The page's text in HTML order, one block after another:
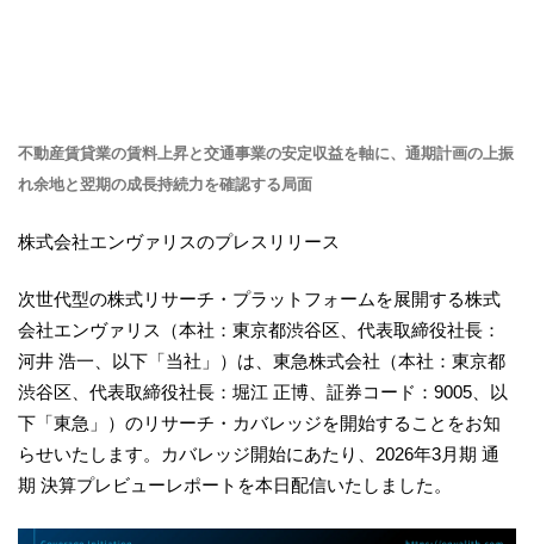
不動産賃貸業の賃料上昇と交通事業の安定収益を軸に、通期計画の上振
れ余地と翌期の成長持続力を確認する局面
株式会社エンヴァリスのプレスリリース
次世代型の株式リサーチ・プラットフォームを展開する株式
会社エンヴァリス（本社：東京都渋谷区、代表取締役社長：
河井 浩一、以下「当社」）は、東急株式会社（本社：東京都
渋谷区、代表取締役社長：堀江 正博、証券コード：9005、以
下「東急」）のリサーチ・カバレッジを開始することをお知
らせいたします。カバレッジ開始にあたり、2026年3月期 通
期 決算プレビューレポートを本日配信いたしました。